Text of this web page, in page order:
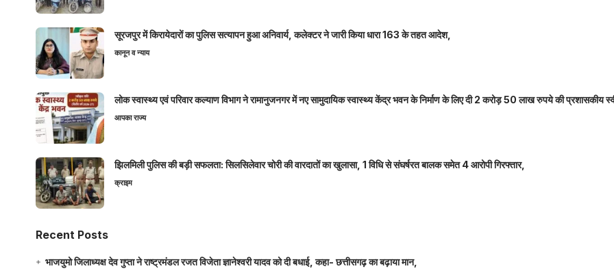
सूरजपुर में किरायेदारों का पुलिस सत्यापन हुआ अनिवार्य, कलेक्टर ने जारी किया धारा 163 के तहत आदेश,
कानून व न्याय
लोक स्वास्थ्य एवं परिवार कल्याण विभाग ने रामानुजनगर में नए सामुदायिक स्वास्थ्य केंद्र भवन के निर्माण के लिए दी 2 करोड़ 50 लाख रुपये की प्रशासकीय
आपका राज्य
झिलमिली पुलिस की बड़ी सफलता: सिलसिलेवार चोरी की वारदातों का खुलासा, 1 विधि से संघर्षरत बालक समेत 4 आरोपी गिरफ्तार,
क्राइम
Recent Posts
भाजयुमो जिलाध्यक्ष देव गुप्ता ने राष्ट्रमंडल रजत विजेता ज्ञानेश्वरी यादव को दी बधाई, कहा- छत्तीसगढ़ का बढ़ाया मान,